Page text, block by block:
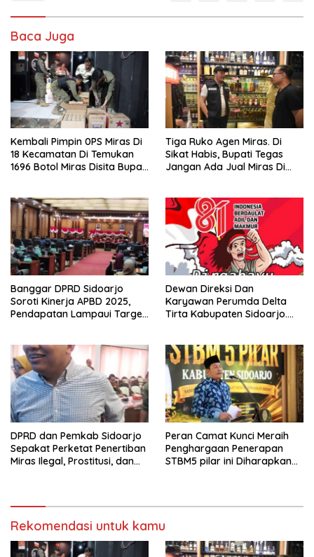
Baca Juga
Kembali Pimpin 0PS Miras Di
18 Kecamatan Di Temukan
1696 Botol Miras Disita Bupati
Tiga Ruko Agen Miras. Di
Sikat Habis, Bupati Tegas
Jangan Ada Jual Miras Di
Banggar DPRD Sidoarjo
Soroti Kinerja APBD 2025,
Pendapatan Lampaui Target
Dewan Direksi Dan
Karyawan Perumda Delta
Tirta Kabupaten Sidoarjo.
Tahun. 17 Agustus 1945- 17
Agustus Tahun 2026
DPRD dan Pemkab Sidoarjo
Sepakat Perketat Penertiban
Miras Ilegal, Prostitusi, dan
Peran Camat Kunci Meraih
Penghargaan Penerapan
STBM5 pilar ini Diharapkan
Rekomendasi untuk kamu